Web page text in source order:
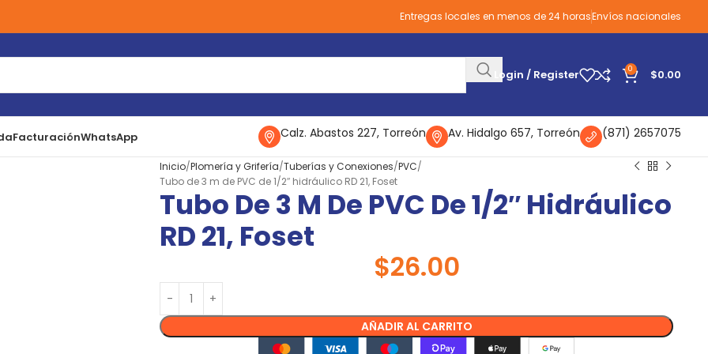
Entregas locales en menos de 24 horasEnvíos nacionales
Login / Register 0 $0.00
FacturaciónWhatsApp Calz. Abastos 227, Torreón Av. Hidalgo 657, Torreón (871) 2657075
Inicio Plomería y Grifería Tuberías y Conexiones PVC
Tubo de 3 m de PVC de 1/2″ hidráulico RD 21, Foset
Tubo De 3 M De PVC De 1/2″ Hidráulico
RD 21, Foset
$26.00
AÑADIR AL CARRITO